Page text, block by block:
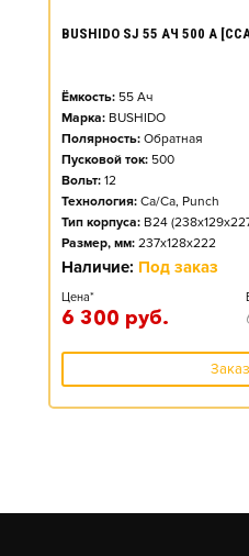
BUSHIDO SJ 55 АЧ 500 А
Ёмкость: 55 Ач
Марка: BUSHIDO
Полярность: Обратная
Пусковой ток: 500
Вольт: 12
Технология: Ca/Ca, Punch
Тип корпуса: B24
Размер, мм: 237x128x222
Наличие: Под заказ
Цена*
6 300 руб.